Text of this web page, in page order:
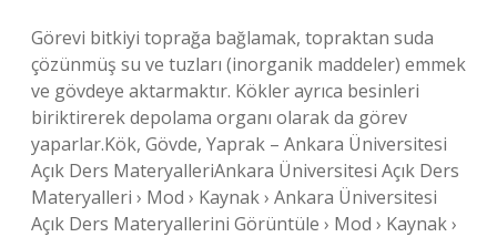
Görevi bitkiyi toprağa bağlamak, topraktan suda
çözünmüş su ve tuzları (inorganik maddeler) emmek
ve gövdeye aktarmaktır. Kökler ayrıca besinleri
biriktirerek depolama organı olarak da görev
yaparlar.Kök, Gövde, Yaprak – Ankara Üniversitesi
Açık Ders MateryalleriAnkara Üniversitesi Açık Ders
Materyalleri › Mod › Kaynak › Ankara Üniversitesi
Açık Ders Materyallerini Görüntüle › Mod › Kaynak ›